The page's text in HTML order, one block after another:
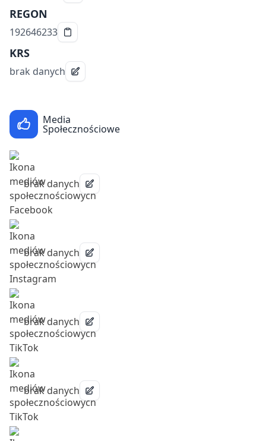
REGON
192646233
KRS
brak danych
Media
Społecznościowe
brak danych
brak danych
brak danych
brak danych